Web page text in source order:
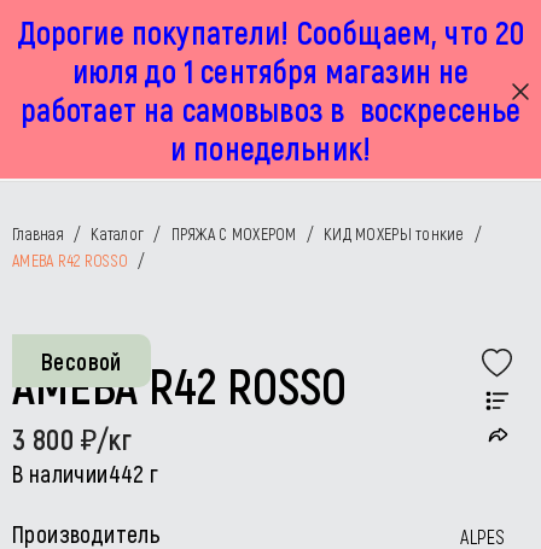
Дорогие покупатели! Сообщаем, что 20
июля до 1 сентября магазин не
работает на самовывоз в воскресенье
и понедельник!
г. Москва, Маленковская 32 стр 2А
пн-пт с 11:00 до 19:00, сб с 11:00 до 17:00
+7 925 449 67 92
Главная / Каталог / ПРЯЖА С МОХЕРОМ / КИД МОХЕРЫ тонкие
/
AMEBA R42 ROSSO /
Весовой
AMEBA R42 ROSSO
3 800 /кг
В наличии442 г
Производитель ALPES